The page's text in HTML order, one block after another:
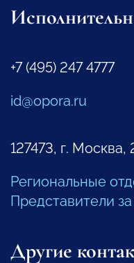
+7 (495) 247 4777
id@opora.ru
127473, г.
Региональные
Представители
Другие